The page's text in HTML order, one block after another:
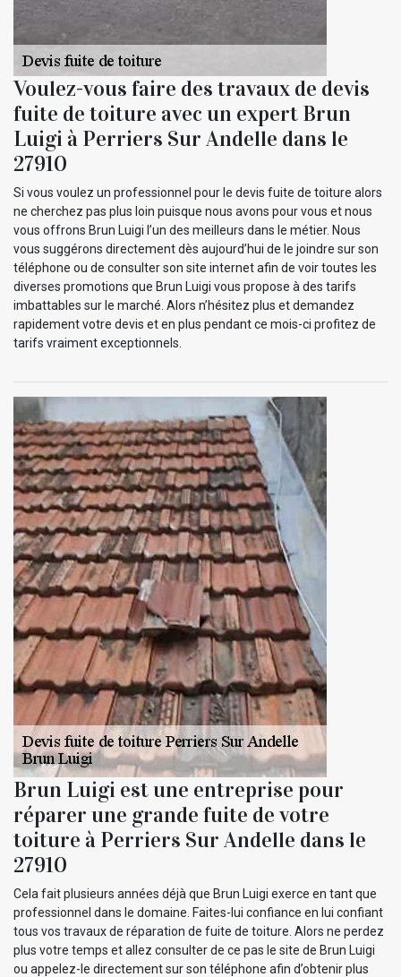
Voulez-vous faire des travaux de devis
fuite de toiture avec un expert Brun
Luigi à Perriers Sur Andelle dans le
27910
Si vous voulez un professionnel pour le devis fuite de toiture alors
ne cherchez pas plus loin puisque nous avons pour vous et nous
vous offrons Brun Luigi l’un des meilleurs dans le métier. Nous
vous suggérons directement dès aujourd’hui de le joindre sur son
téléphone ou de consulter son site internet afin de voir toutes les
diverses promotions que Brun Luigi vous propose à des tarifs
imbattables sur le marché. Alors n’hésitez plus et demandez
rapidement votre devis et en plus pendant ce mois-ci profitez de
tarifs vraiment exceptionnels.
Brun Luigi est une entreprise pour
réparer une grande fuite de votre
toiture à Perriers Sur Andelle dans le
27910
Cela fait plusieurs années déjà que Brun Luigi exerce en tant que
professionnel dans le domaine. Faites-lui confiance en lui confiant
tous vos travaux de réparation de fuite de toiture. Alors ne perdez
plus votre temps et allez consulter de ce pas le site de Brun Luigi
ou appelez-le directement sur son téléphone afin d’obtenir plus